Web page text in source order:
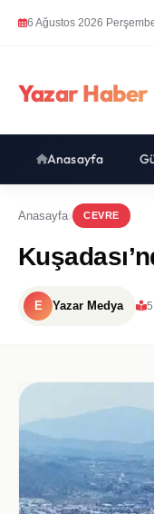
6 Ağustos 2026
Yazar Haber
Anasayfa
Anasayfa CEVRE
E Yazar Medya